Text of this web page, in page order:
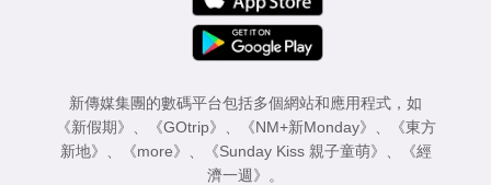
新傳媒集團的數碼平台包括多個網站和應用程式，如
《新假期》
《GOtrip》 《NM+新Monday》
《東方
新地》
《more》 《Sunday Kiss 親子童萌》
《經
濟一週》
。